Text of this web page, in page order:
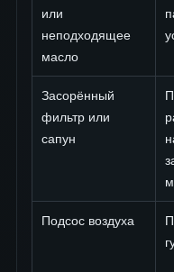
или
неподходящее
масло
Засорённый
фильтр или
сапун
Подсос воздуха